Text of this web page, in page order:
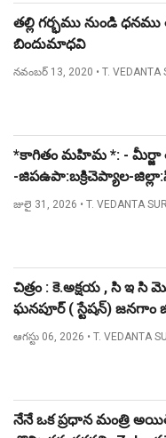
తల్లి గర్భము నుండి
బిందుమాధవి
నవంబర్ 13, 2020 • T. VEDANTA
*కాగితం మహిమ *: - మీర్జా
-జిపఉపా:బక్రిచెప్యాల-
జులై 31, 2026 • T. VEDANTA
చిత్రం : కె.అక్షయ , సి ఇ సి
ఘనపూర్ ( స్టేషన్) జనగాం
ఆగస్టు 06, 2026 • T. VEDANTA
నేనే ఒక ప్రధాన మంత్రి